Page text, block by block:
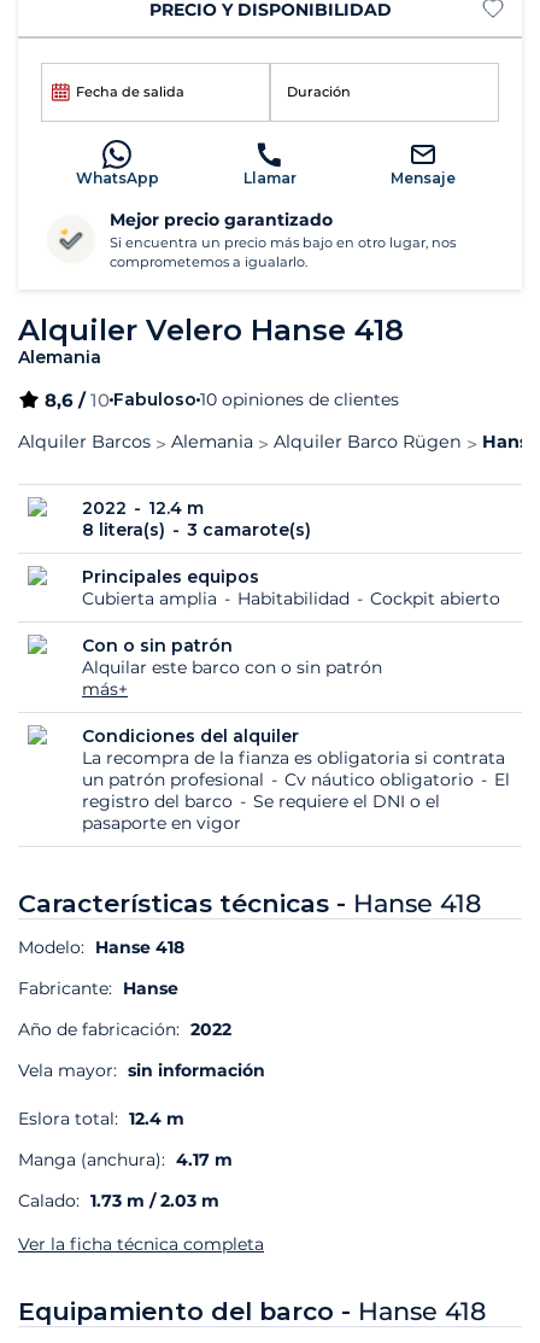
Alquiler Velero Hanse 418
Alemania
8,6 /10 Fabuloso 10 opiniones de clientes
Alquiler Barcos
Alemania Alquiler Barco Rügen
2022
12.4 m
8 litera(s)
3 camarote(s)
Principales equipos
Cubierta amplia
Habitabilidad Cockpit abierto
Con o sin patrón
Alquilar este barco con o sin patrón
más+
Condiciones del alquiler
La recompra de la fianza es obligatoria si contrata
un patrón profesional
Cv náutico obligatorio
El
registro del barco
Se requiere el DNI o el
pasaporte en vigor
Características técnicas - Hanse 418
Modelo: Hanse 418
Fabricante: Hanse
Año de fabricación: 2022
Vela mayor: sin información
Eslora total: 12.4 m
Manga (anchura): 4.17 m
Calado: 1.73 m / 2.03 m
Ver la ficha técnica completa
Equipamiento del barco - Hanse 418
PRECIO Y DISPONIBILIDAD
Fecha de salida Duración
WhatsApp Llamar Mensaje
Mejor precio garantizado
Si encuentra un precio más bajo en otro lugar, nos
comprometemos a igualarlo.